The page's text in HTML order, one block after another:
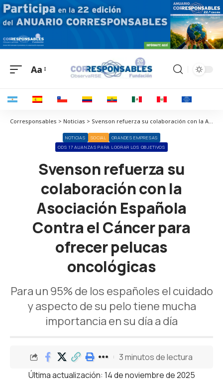
Aa
Corresponsables > Noticias > Svenson refuerza su colaboración con la Asociación Española Contra el Cáncer para ofrecer pelucas oncológicas
NOTICIAS SOCIAL
GRANDES EMPRESAS
ODS 17 ALIANZAS PARA LOGRAR LOS OBJETIVOS
Svenson refuerza su
colaboración con la
Asociación Española
Contra el Cáncer para
ofrecer pelucas
oncológicas
Para un 95% de los españoles el cuidado
y aspecto de su pelo tiene mucha
importancia en su día a día
Última actualización: 14 de noviembre de 2025
3 minutos de lectura